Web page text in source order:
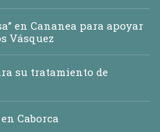
en Cananea para apoyar
Vásquez
su tratamiento de
Caborca